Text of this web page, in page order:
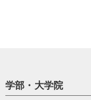
学部・大学院